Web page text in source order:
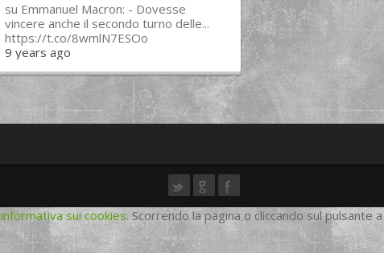
su Emmanuel Macron: - Dovesse
vincere anche il secondo turno delle...
https://t.co/8wmlN7ESOo
9 years ago
informativa sui cookies. Scorrendo la pagina o cliccando sul pulsante a